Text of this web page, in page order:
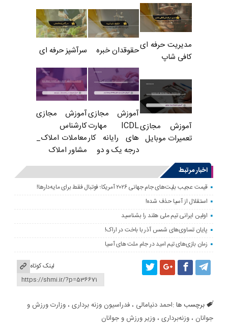
مدیریت حرفه ای
کافی شاپ
حقوقدان خبره سرآشپز حرفه ای
آموزش مجازی
تعمیرات موبایل
آموزش مجازی
ICDL مهارت
های رایانه کار
درجه یک و دو
آموزش مجازی
کارشناس
معاملات املاک_
مشاور املاک
اخبار مرتبط
قیمت عجیب بلیت‌های جام جهانی ۲۰۲۶ آمریکا؛ فوتبال فقط برای مایه‌دارها!
استقلال از آسیا حذف شده!
اولین ایرانی تیم ملی هلند را بشناسید
پایان تساوی‌های شمس آذر با باخت در اراک!
زمان بازی‌های تیم امید در جام ملت های آسیا
لینک کوتاه
برچسب ها :احمد دنیامالی ،فدراسیون وزنه برداری ،وزارت ورزش و
جوانان ،وزنه‌برداری ،وزیر ورزش و جوانان